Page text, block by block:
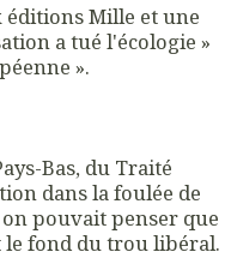
Mille et une
a tué l'écologie »
».
Bas, du Traité
dans la foulée de
pouvait penser que
fond du trou libéral.